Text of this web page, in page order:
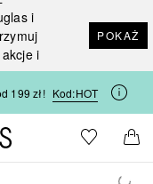
i
i
POKAŻ
199 zł! Kod:HOT
Strona główna Douglas
Do listyDo